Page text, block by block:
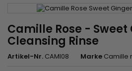
Camille Rose - Sweet
Cleansing Rinse
Artikel-Nr. CAMI08 Marke Camille